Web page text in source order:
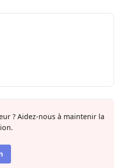
? Aidez-nous à maintenir la